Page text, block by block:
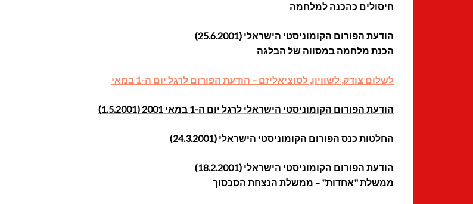
חיסולים כהכנה למלחמה
הודעת הפורום הקומוניסטי הישראלי (25.6.2001)
הכנת מלחמה במסווה של הבלגה
לשלום צודק, לשוויון, לסוציאליזם – הודעת הפורום לרגל יום ה-1 במאי
הודעת הפורום הקומוניסטי הישראלי לרגל יום ה-1 במאי 2001 (1.5.2001)
החלטות כנס הפורום הקומוניסטי הישראלי (24.3.2001)
הודעת הפורום הקומוניסטי הישראלי (18.2.2001)
ממשלת "אחדות" – ממשלת הנצחת הסכסוך